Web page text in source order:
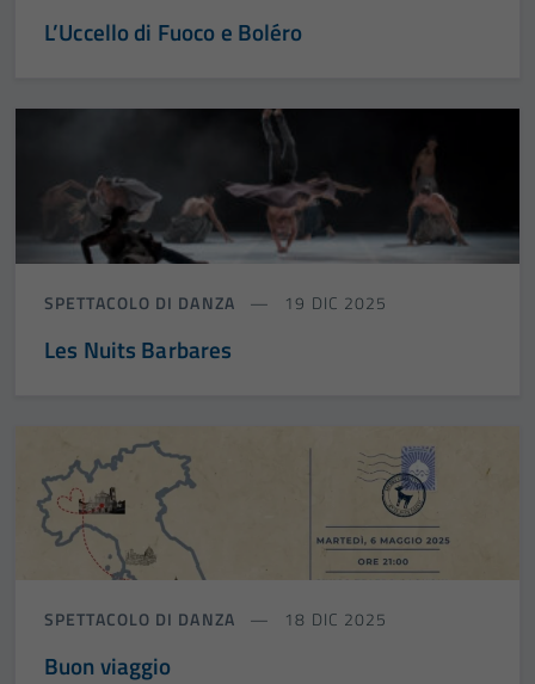
L’Uccello di Fuoco e Boléro
SPETTACOLO DI DANZA 19 DIC 2025
Les Nuits Barbares
SPETTACOLO DI DANZA 18 DIC 2025
Buon viaggio